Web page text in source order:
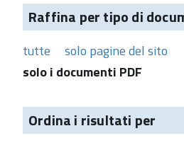
Raffina per tipo di
tutte
solo pagine del sito
solo i documenti PDF
Ordina i risultati per